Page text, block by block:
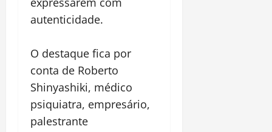
autenticidade.
O destaque fica por
conta de Roberto
Shinyashiki, médico
psiquiatra, empresário,
palestrante